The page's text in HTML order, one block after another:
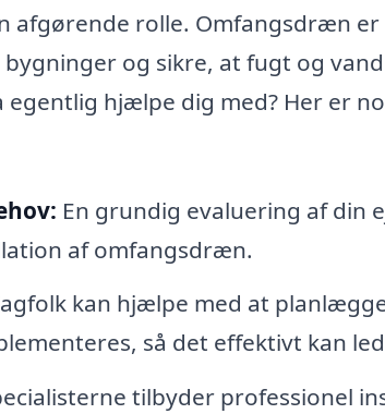
afgørende rolle. Omfangsdræn
og sikre, at fugt og
hjælpe dig med? Her er
En grundig evaluering af din
af omfangsdræn.
kan hjælpe med at
så det effektivt kan
tilbyder professionel